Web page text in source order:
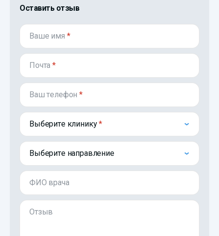
Оставить отзыв
Ваше имя *
Почта*
Ваш телефон*
Выберите клинику
Выберите направление
ФИО врача
Отзыв